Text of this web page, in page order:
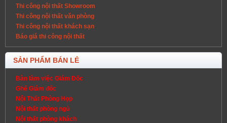
Thi công nội thất Showroom
Thi công nội thất văn phòng
Thi công nội thất khách sạn
Báo giá thi công nội thất
SẢN PHẨM BÁN LẺ
Bàn làm việc Giám Đốc
Ghế Giám đốc
Nội Thất Phòng Họp
Nội thất phòng ngủ
Nội thất phòng khách